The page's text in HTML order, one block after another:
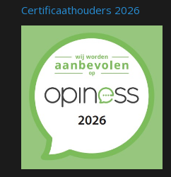
Certificaathouders 2026